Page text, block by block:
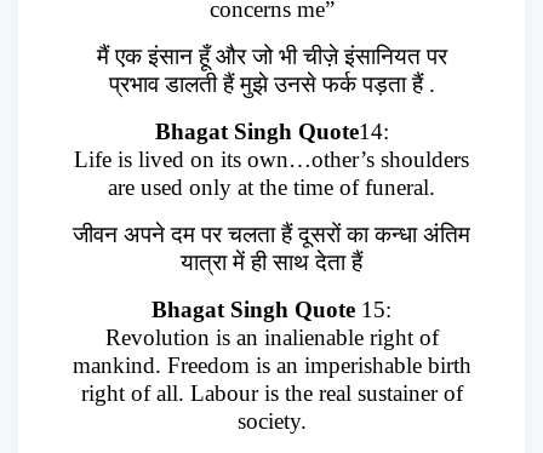
concerns me”
मैं एक इंसान हूँ और जो भी चीज़े इंसानियत पर
प्रभाव डालती हैं मुझे उनसे फर्क पड़ता हैं .
Bhagat Singh Quote14:
Life is lived on its own…other’s shoulders
are used only at the time of funeral.
जीवन अपने दम पर चलता हैं दूसरों का कन्धा अंतिम
यात्रा में ही साथ देता हैं
Bhagat Singh Quote 15:
Revolution is an inalienable right of
mankind. Freedom is an imperishable birth
right of all. Labour is the real sustainer of
society.